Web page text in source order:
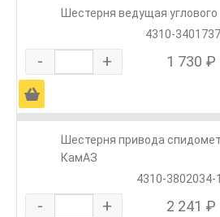
Шестерня ведущая углового
4310-3401737
- + 1 730 ₽
Ä
Шестерня привода
КамАЗ
4310-3802034-
- + 2 241 ₽